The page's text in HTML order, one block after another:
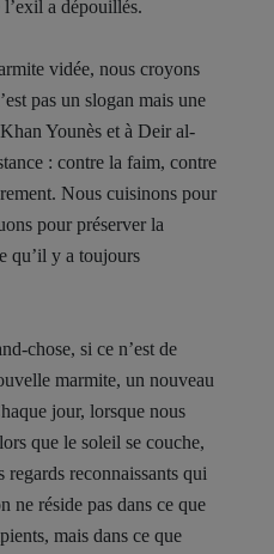
a dépouillés.
vidée, nous croyons
pas un slogan mais une
Younès et à Deir al-
: contre la faim, contre
Nous cuisinons pour
pour préserver la
qu’il y a toujours
chose, si ce n’est de
marmite, un nouveau
jour, lorsque nous
que le soleil se couche,
regards reconnaissants qui
ne réside pas dans ce que
mais dans ce que